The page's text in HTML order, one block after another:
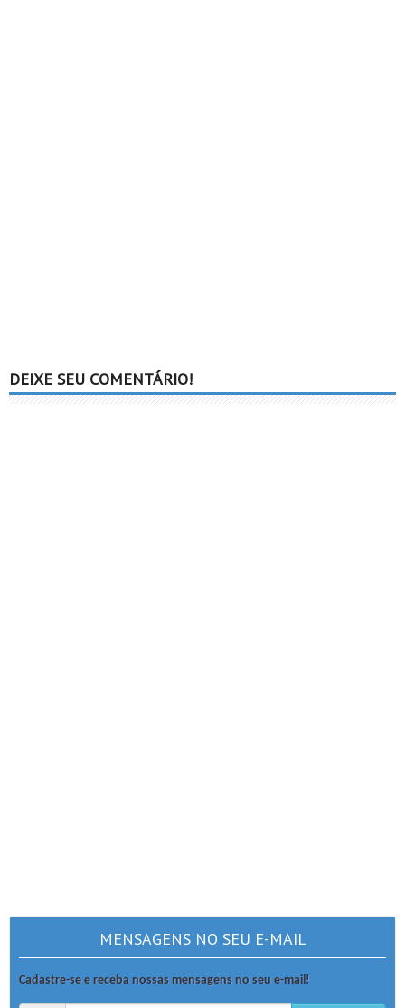
DEIXE SEU COMENTÁRIO!
MENSAGENS NO SEU E-MAIL
Cadastre-se e receba nossas mensagens no seu e-mail!